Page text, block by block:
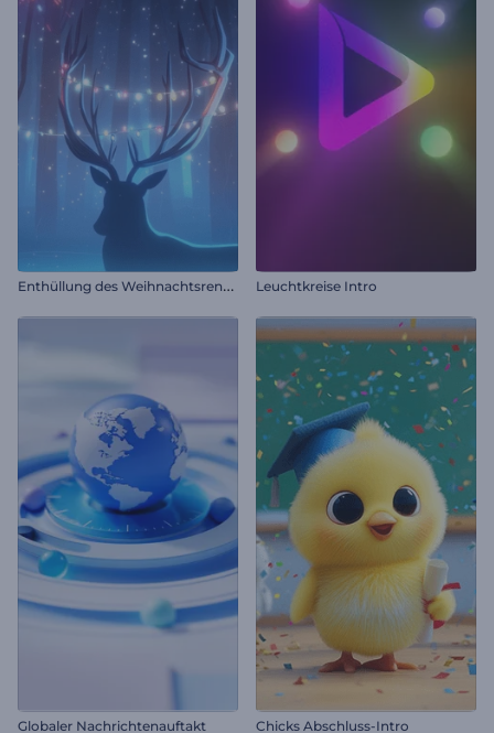
E
nthüllung des Weihnachtsrentier-Logos Leuchtkreise Intro
Globaler Nachrichtenauftakt Chicks Abschluss-Intro